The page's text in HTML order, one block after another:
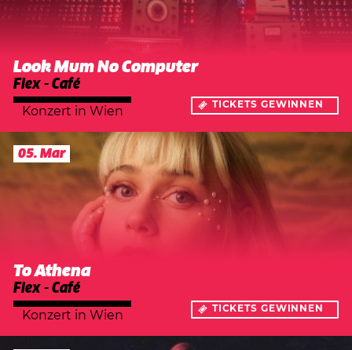
Look Mum No Computer
Flex - Café
Konzert in Wien TICKETS GEWINNEN
05. Mar
To Athena
Flex - Café
Konzert in Wien TICKETS GEWINNEN